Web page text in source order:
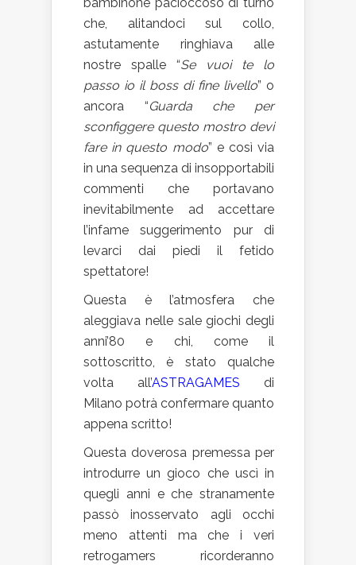
che, alitandoci sul collo,
astutamente ringhiava alle
nostre spalle “Se vuoi te lo
passo io il boss di fine livello” o
ancora “Guarda che per
sconfiggere questo mostro devi
fare in questo modo” e così via
in una sequenza di insopportabili
commenti che portavano
inevitabilmente ad accettare
l’infame suggerimento pur di
levarci dai piedi il fetido
spettatore!
Questa è l’atmosfera che
aleggiava nelle sale giochi degli
anni’80 e chi, come il
sottoscritto, è stato qualche
volta all’ASTRAGAMES di
Milano potrà confermare quanto
appena scritto!
Questa doverosa premessa per
introdurre un gioco che uscì in
quegli anni e che stranamente
passò inosservato agli occhi
meno attenti ma che i veri
retrogamers ricorderanno